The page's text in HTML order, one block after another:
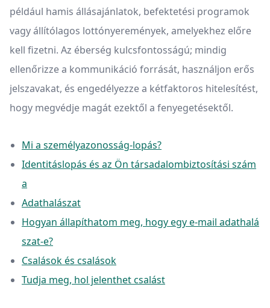
például hamis állásajánlatok, befektetési programok
vagy állítólagos lottónyeremények, amelyekhez előre
kell fizetni. Az éberség kulcsfontosságú; mindig
ellenőrizze a kommunikáció forrását, használjon erős
jelszavakat, és engedélyezze a kétfaktoros hitelesítést,
hogy megvédje magát ezektől a fenyegetésektől.
Mi a személyazonosság-lopás?
Identitáslopás és az Ön társadalombiztosítási szám
a
Adathalászat
Hogyan állapíthatom meg, hogy egy e-mail adathalá
szat-e?
Csalások és csalások
Tudja meg, hol jelenthet csalást